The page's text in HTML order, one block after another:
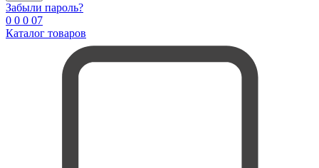
Забыли пароль?
0 0 0 07
Каталог товаров